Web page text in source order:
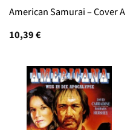
American Samurai – Cover A
10,39€